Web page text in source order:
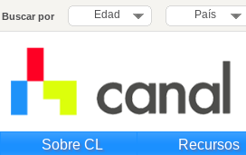
Buscar por Edad País
Sobre CL Recursos